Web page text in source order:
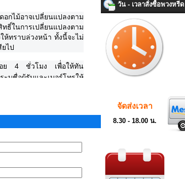
ไม้อาจเปลี่ยนแปลงตาม
ในการเปลี่ยนแปลงตาม
ห้ทราบล่วงหน้า ทั้งนี้จะไม่
ไป
อย 4 ชั่วโมง เพื่่อให้ทัน
ชื่อผู้รับและเบอร์โทรให้
รถส่งมาที่ Email.
วัน - เวลาสั่งซื้อพวงหรีด
จัดส่งเวลา
8.30 - 18.00 น.